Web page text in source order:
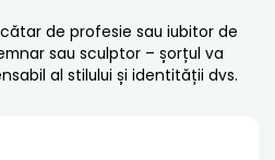
de profesie sau iubitor de
sau sculptor – șorțul va
al stilului și identității dvs.